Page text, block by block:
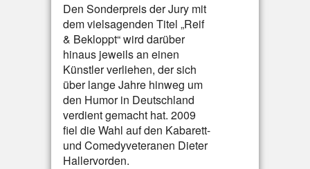
Den Sonderpreis der Jury mit
dem vielsagenden Titel „Reif
& Bekloppt“ wird darüber
hinaus jeweils an einen
Künstler verliehen, der sich
über lange Jahre hinweg um
den Humor in Deutschland
verdient gemacht hat. 2009
fiel die Wahl auf den Kabarett-
und Comedyveteranen Dieter
Hallervorden.